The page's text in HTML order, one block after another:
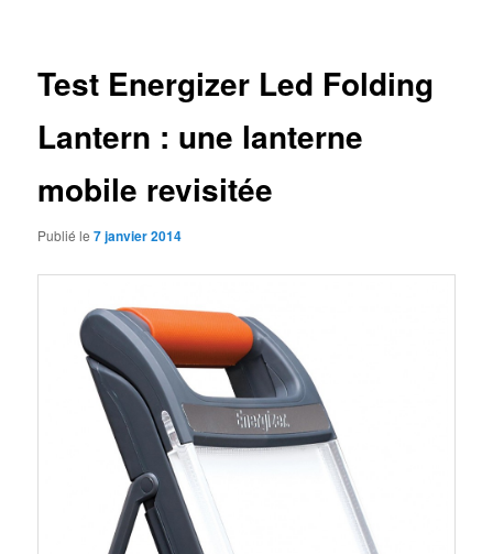
Test Energizer Led Folding
Lantern : une lanterne
mobile revisitée
Publié le7 janvier 2014